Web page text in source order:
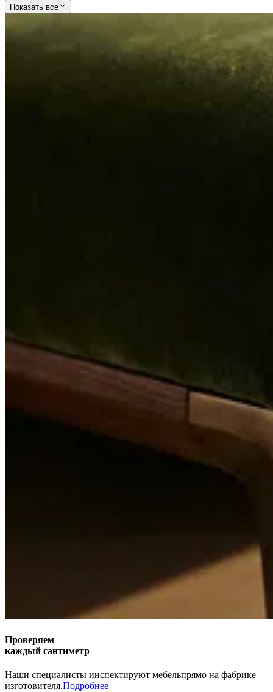
Показать все
Проверяем
каждый сантиметр
Наши специалисты инспектируют мебельпрямо на фабрике
изготовителя.Подробнее